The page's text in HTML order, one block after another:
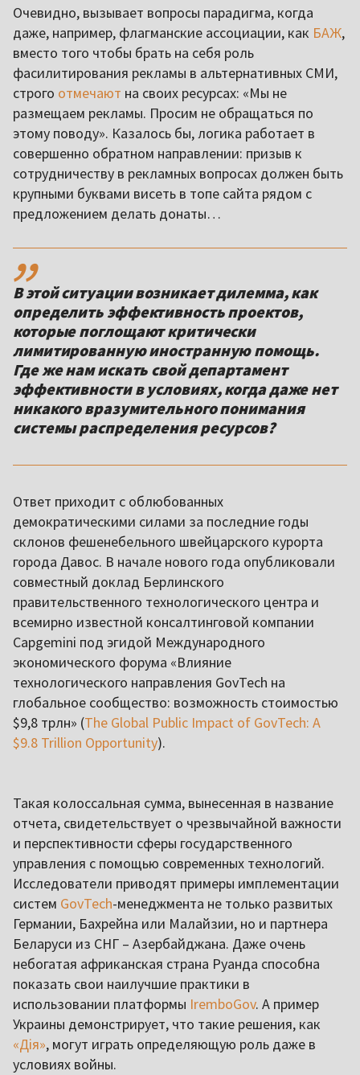
Очевидно, вызывает вопросы парадигма, когда
даже, например, флагманские ассоциации, как БАЖ,
вместо того чтобы брать на себя роль
фасилитирования рекламы в альтернативных СМИ,
строго отмечают на своих ресурсах: «Мы не
размещаем рекламы. Просим не обращаться по
этому поводу». Казалось бы, логика работает в
совершенно обратном направлении: призыв к
сотрудничеству в рекламных вопросах должен быть
крупными буквами висеть в топе сайта рядом с
предложением делать донаты…
,,
В этой ситуации возникает дилемма, как
определить эффективность проектов,
которые поглощают критически
лимитированную иностранную помощь.
Где же нам искать свой департамент
эффективности в условиях, когда даже нет
никакого вразумительного понимания
системы распределения ресурсов?
Ответ приходит с облюбованных
демократическими силами за последние годы
склонов фешенебельного швейцарского курорта
города Давос. В начале нового года опубликовали
совместный доклад Берлинского
правительственного технологического центра и
всемирно известной консалтинговой компании
Capgemini под эгидой Международного
экономического форума «Влияние
технологического направления GovTech на
глобальное сообщество: возможность стоимостью
$9,8 трлн» (The Global Public Impact of GovTech: A
$9.8 Trillion Opportunity).
Такая колоссальная сумма, вынесенная в название
отчета, свидетельствует о чрезвычайной важности
и перспективности сферы государственного
управления с помощью современных технологий.
Исследователи приводят примеры имплементации
систем GovTech-менеджмента не только развитых
Германии, Бахрейна или Малайзии, но и партнера
Беларуси из СНГ – Азербайджана. Даже очень
небогатая африканская страна Руанда способна
показать свои наилучшие практики в
использовании платформы IremboGov. А пример
Украины демонстрирует, что такие решения, как
«Дія», могут играть определяющую роль даже в
условиях войны.